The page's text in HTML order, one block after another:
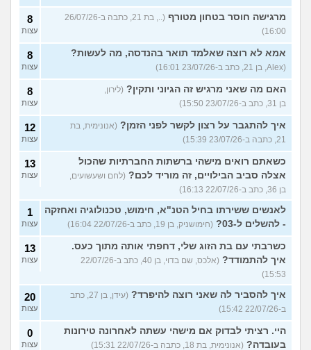
מרגישה חוסר בטחון מטורף
(.., בת 21, כתבה ב-26/07/26
16:00)
8
עצות
אמא לא רוצה שאלמד תואר בהנדסה, מה לעשות?
(Alex, בן 21, כתב ב-23/07/26 16:01)
8
עצות
האם מה שאני מרגיש זה הגיוני ותקין? (לירון,
בן 31, כתב ב-23/07/26 15:50)
8
עצות
איך להתגבר על רצון לקשר לפני הזמן? (אנונימית, בת
21, כתבה ב-23/07/26 15:39)
12
עצות
כשאתם רואים מישהי ברשתות החברתיות שהכול
אצלה סביב הבילויים, זה מוריד לכם? (לחם ושעשועים,
בן 36, כתב ב-22/07/26 16:13)
13
עצות
לאנשים ששירתו בחיל הטנ"א, חימוש, טכנולוגיה ואחזקה
- להשלים ל-03?
(חימושניק, בן 19, כתב ב-22/07/26 16:04)
1
עצות
כשרבתי עם בת הזוג שלי, דחפתי אותה מתוך כעס.
איך להתמודד?
(אלכס, שם בדוי, בן 40, כתב ב-22/07/26
15:53)
13
עצות
איך להסביר לה שאני רוצה להיפרד?
(עידן, בן 27, כתב
ב-22/07/26 15:42)
20
עצות
היי. רציתי לבדוק אם מישהי עשתה לאחרונה טירונות
בעובדה? (אנונימית, בת 18, כתבה ב-22/07/26 15:31)
0
עצות